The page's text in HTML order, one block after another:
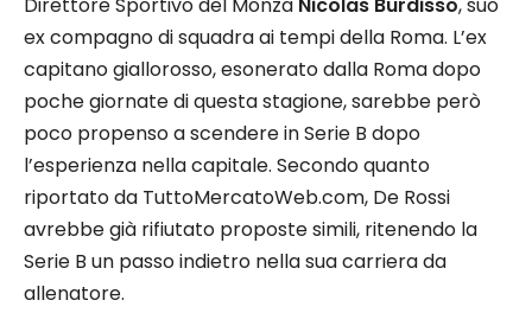
ex compagno di squadra ai tempi della Roma. L’ex
capitano giallorosso, esonerato dalla Roma dopo
poche giornate di questa stagione, sarebbe però
poco propenso a scendere in Serie B dopo
l’esperienza nella capitale. Secondo quanto
riportato da TuttoMercatoWeb.com, De Rossi
avrebbe già rifiutato proposte simili, ritenendo la
Serie B un passo indietro nella sua carriera da
allenatore.